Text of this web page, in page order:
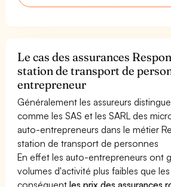
Le cas des assurances
station de transport de
entrepreneur
Généralement les assureurs
comme les SAS et les SARL des
auto-entrepreneurs dans le métier
station de transport de personnes
En effet les auto-entrepreneurs ont
volumes d'activité plus faibles que
conséquentles prix des assurances